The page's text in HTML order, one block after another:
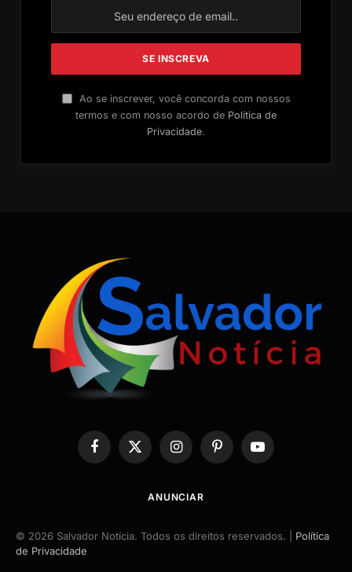
Ao se inscrever, você concorda com nossos
termos e com nosso acordo de Política de
Privacidade.
Facebook
X
(Twitter)
InstagramPinterestYouTube
ANUNCIAR
© 2026 Salvador Notícia. Todos os direitos reservados. | Política
de Privacidade